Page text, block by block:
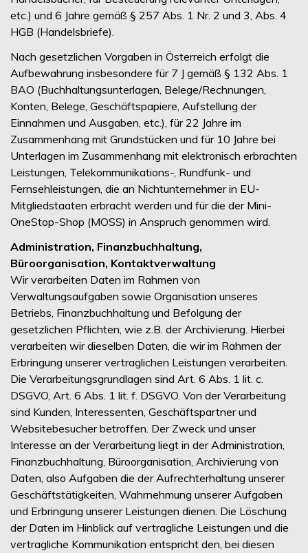
etc.) und 6 Jahre gemäß § 257 Abs. 1 Nr. 2 und 3, Abs. 4
HGB (Handelsbriefe).
Nach gesetzlichen Vorgaben in Österreich erfolgt die
Aufbewahrung insbesondere für 7 J gemäß § 132 Abs. 1
BAO (Buchhaltungsunterlagen, Belege/Rechnungen,
Konten, Belege, Geschäftspapiere, Aufstellung der
Einnahmen und Ausgaben, etc.), für 22 Jahre im
Zusammenhang mit Grundstücken und für 10 Jahre bei
Unterlagen im Zusammenhang mit elektronisch erbrachten
Leistungen, Telekommunikations-, Rundfunk- und
Fernsehleistungen, die an Nichtunternehmer in EU-
Mitgliedstaaten erbracht werden und für die der Mini-
OneStop-Shop (MOSS) in Anspruch genommen wird.
Administration, Finanzbuchhaltung,
Büroorganisation, Kontaktverwaltung
Wir verarbeiten Daten im Rahmen von
Verwaltungsaufgaben sowie Organisation unseres
Betriebs, Finanzbuchhaltung und Befolgung der
gesetzlichen Pflichten, wie z.B. der Archivierung. Hierbei
verarbeiten wir dieselben Daten, die wir im Rahmen der
Erbringung unserer vertraglichen Leistungen verarbeiten.
Die Verarbeitungsgrundlagen sind Art. 6 Abs. 1 lit. c.
DSGVO, Art. 6 Abs. 1 lit. f. DSGVO. Von der Verarbeitung
sind Kunden, Interessenten, Geschäftspartner und
Websitebesucher betroffen. Der Zweck und unser
Interesse an der Verarbeitung liegt in der Administration,
Finanzbuchhaltung, Büroorganisation, Archivierung von
Daten, also Aufgaben die der Aufrechterhaltung unserer
Geschäftstätigkeiten, Wahrnehmung unserer Aufgaben
und Erbringung unserer Leistungen dienen. Die Löschung
der Daten im Hinblick auf vertragliche Leistungen und die
vertragliche Kommunikation entspricht den, bei diesen